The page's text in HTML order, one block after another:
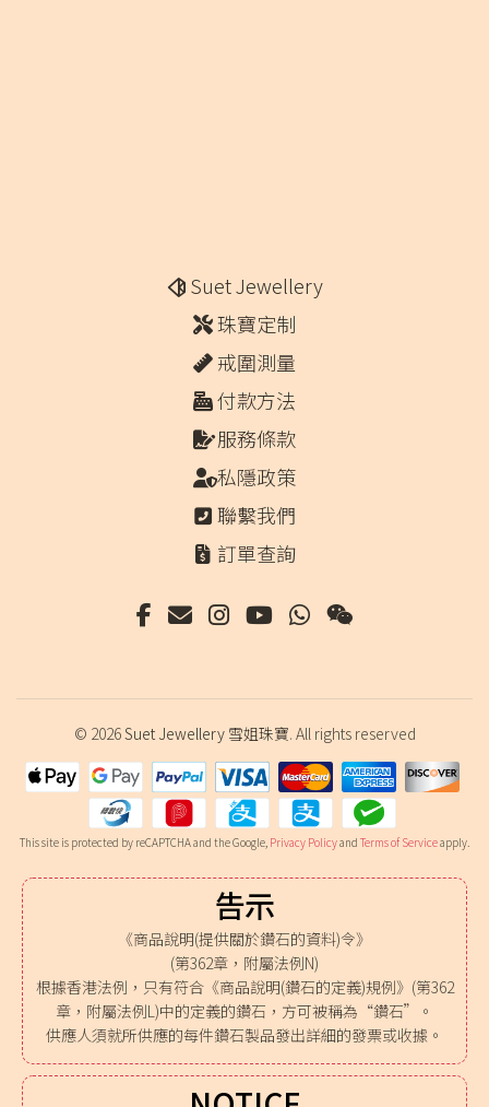
Suet Jewellery
珠寶定制
戒圍測量
付款方法
服務條款
私隱政策
聯繫我們
訂單查詢
© 2026Suet Jewellery 雪姐珠寶. All rights reserved
This site is protected by reCAPTCHA and the Google, Privacy Policyand Terms of Serviceapply.
告示
《商品說明(提供關於鑽石的資料)令》
(第362章，附屬法例N)
根據香港法例，只有符合《商品說明(鑽石的定義)規例》(第362
章，附屬法例L)中的定義的鑽石，方可被稱為“鑽石”。
供應人須就所供應的每件鑽石製品發出詳細的發票或收據。